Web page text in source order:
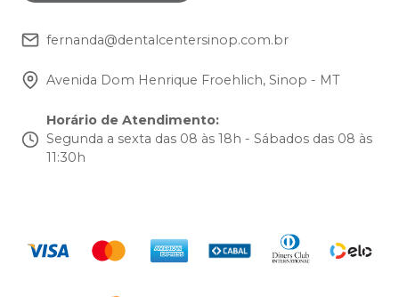
fernanda@dentalcentersinop.com.br
Avenida Dom Henrique Froehlich, Sinop - MT
Horário de Atendimento:
Segunda a sexta das 08 às 18h - Sábados das 08 às
11:30h